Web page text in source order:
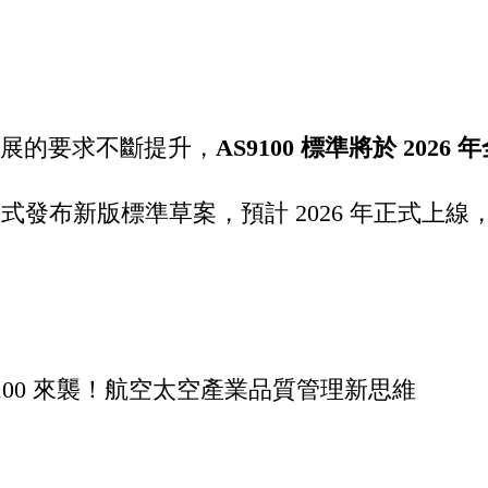
的要求不斷提升， AS9100 標準將於 2026
發布新版標準草案，預計 2026 年正式上
來襲！航空太空產業品質管理新思維